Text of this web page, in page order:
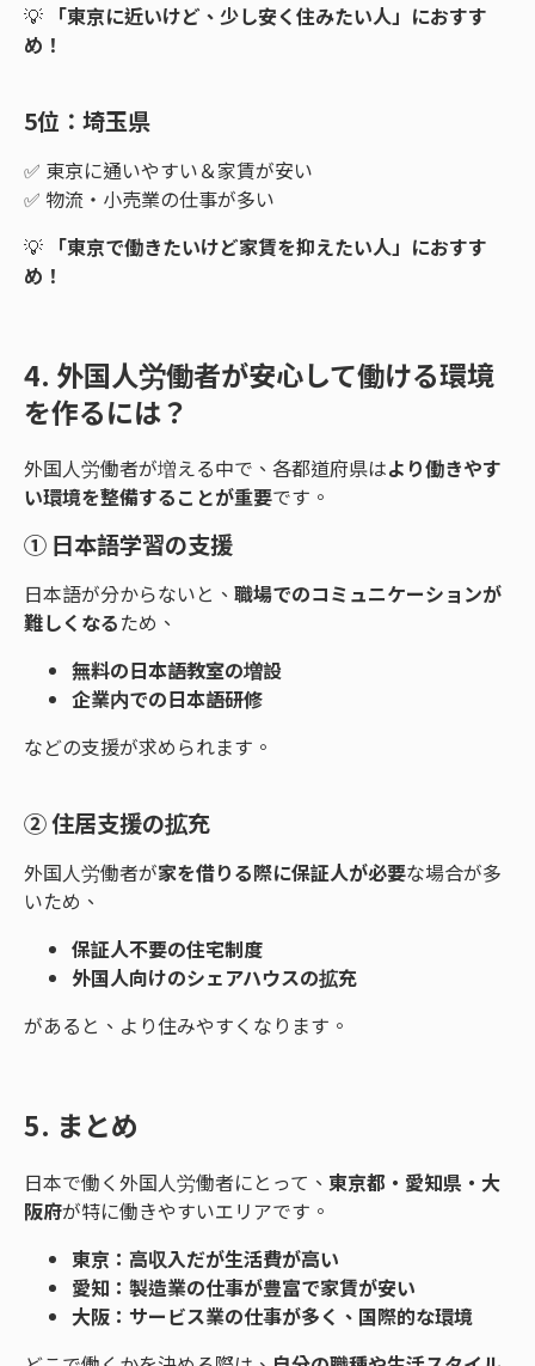
💡 「東京に近いけど、少し安く住みたい人」におすす
め！
5位：埼玉県
✅ 東京に通いやすい＆家賃が安い
✅ 物流・小売業の仕事が多い
💡 「東京で働きたいけど家賃を抑えたい人」におすす
め！
4. 外国人労働者が安心して働ける環境
を作るには？
外国人労働者が増える中で、各都道府県はより働きやす
い環境を整備することが重要です。
① 日本語学習の支援
日本語が分からないと、 職場でのコミュニケーションが
難しくなるため、
無料の日本語教室の増設
企業内での日本語研修
などの支援が求められます。
② 住居支援の拡充
外国人労働者が家を借りる際に保証人が必要な場合が多
いため、
保証人不要の住宅制度
外国人向けのシェアハウスの拡充
があると、より住みやすくなります。
5. まとめ
日本で働く外国人労働者にとって、 東京都・愛知県・大
阪府が特に働きやすいエリアです。
東京：高収入だが生活費が高い
愛知：製造業の仕事が豊富で家賃が安い
大阪：サービス業の仕事が多く、国際的な環境